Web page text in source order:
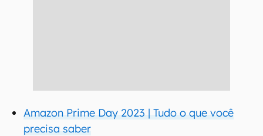
Amazon Prime Day 2023 | Tudo o que você
precisa saber